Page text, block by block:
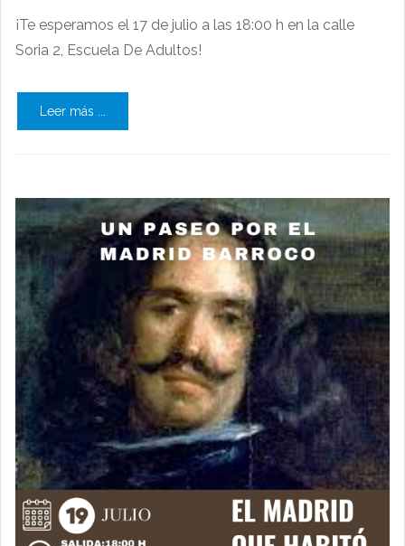
¡Te esperamos el 17 de julio a las 18:00 h en la calle
Soria 2, Escuela De Adultos!
Leer más ...